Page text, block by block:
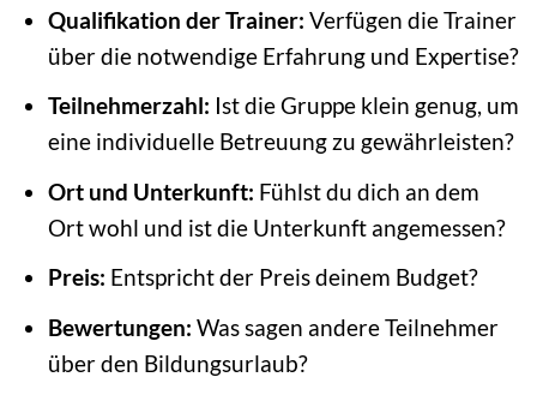
Qualifikation der Trainer: Verfügen die Trainer
über die notwendige Erfahrung und Expertise?
Teilnehmerzahl: Ist die Gruppe klein genug, um
eine individuelle Betreuung zu gewährleisten?
Ort und Unterkunft: Fühlst du dich an dem
Ort wohl und ist die Unterkunft angemessen?
Preis: Entspricht der Preis deinem Budget?
Bewertungen: Was sagen andere Teilnehmer
über den Bildungsurlaub?